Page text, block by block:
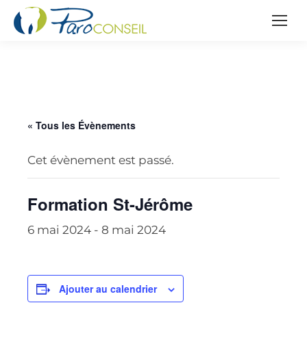
« Tous les Évènements
Cet évènement est passé.
Formation St-Jérôme
6 mai 2024 - 8 mai 2024
Ajouter au calendrier